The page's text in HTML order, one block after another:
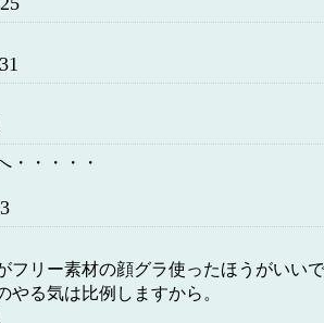
・・・・・
フリー素材の顔グラ使ったほうがいい
やる気は比例しますから。